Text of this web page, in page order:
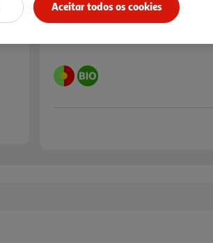
Aceitar todos os cookies